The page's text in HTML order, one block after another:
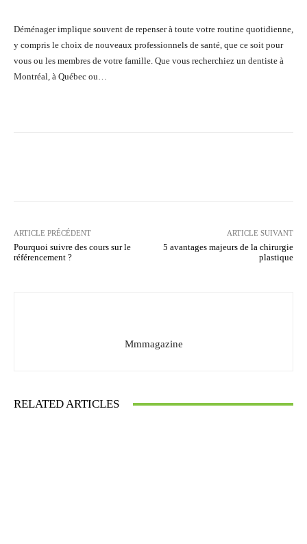
Déménager implique souvent de repenser à toute votre routine quotidienne,
y compris le choix de nouveaux professionnels de santé, que ce soit pour
vous ou les membres de votre famille. Que vous recherchiez un dentiste à
Montréal, à Québec ou…
ARTICLE PRÉCÉDENT
Pourquoi suivre des cours sur le
référencement ?
ARTICLE SUIVANT
5 avantages majeurs de la chirurgie
plastique
Mmmagazine
RELATED ARTICLES